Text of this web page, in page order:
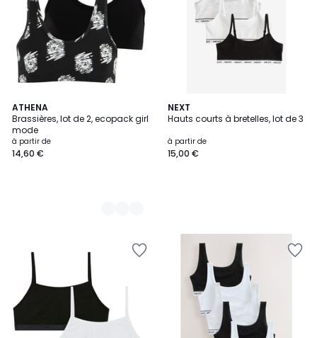
ATHENA
Brassières, lot de 2, ecopack girl
mode
à partir de
14,60 €
4
Couleurs
NEXT
Hauts courts à bretelles, lot de 3
à partir de
15,00 €